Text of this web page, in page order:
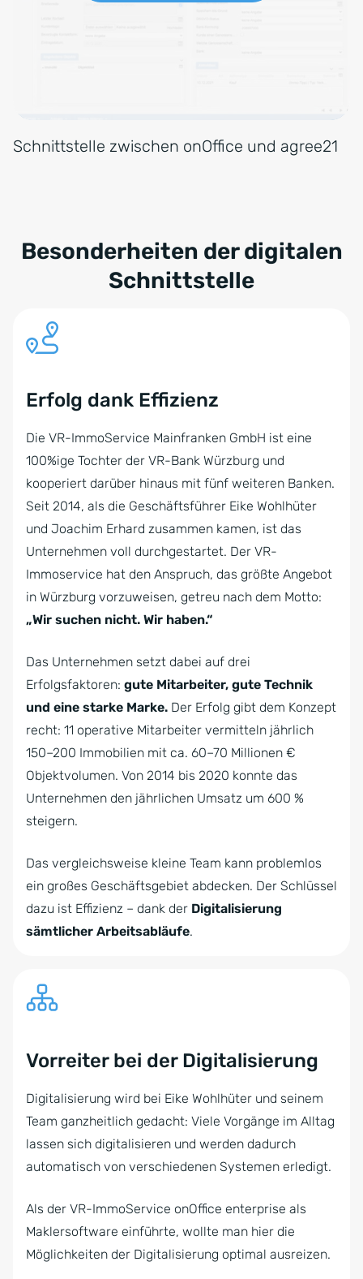
Schnittstelle zwischen onOffice und agree21
Besonderheiten der digitalen
Schnittstelle
Erfolg dank Effizienz
Die VR-ImmoService Mainfranken GmbH ist eine
100%ige Tochter der VR-Bank Würzburg und
kooperiert darüber hinaus mit fünf weiteren Banken.
Seit 2014, als die Geschäftsführer Eike Wohlhüter
und Joachim Erhard zusammen kamen, ist das
Unternehmen voll durchgestartet. Der VR-
Immoservice hat den Anspruch, das größte Angebot
in Würzburg vorzuweisen, getreu nach dem Motto:
„Wir suchen nicht. Wir haben.“
Das Unternehmen setzt dabei auf drei
Erfolgsfaktoren: gute Mitarbeiter, gute Technik
und eine starke Marke. Der Erfolg gibt dem Konzept
recht: 11 operative Mitarbeiter vermitteln jährlich
150–200 Immobilien mit ca. 60–70 Millionen €
Objektvolumen. Von 2014 bis 2020 konnte das
Unternehmen den jährlichen Umsatz um 600 %
steigern.
Das vergleichsweise kleine Team kann problemlos
ein großes Geschäftsgebiet abdecken. Der Schlüssel
dazu ist Effizienz – dank der Digitalisierung
sämtlicher Arbeitsabläufe.
Vorreiter bei der Digitalisierung
Digitalisierung wird bei Eike Wohlhüter und seinem
Team ganzheitlich gedacht: Viele Vorgänge im Alltag
lassen sich digitalisieren und werden dadurch
automatisch von verschiedenen Systemen erledigt.
Als der VR-ImmoService onOffice enterprise als
Maklersoftware einführte, wollte man hier die
Möglichkeiten der Digitalisierung optimal ausreizen.